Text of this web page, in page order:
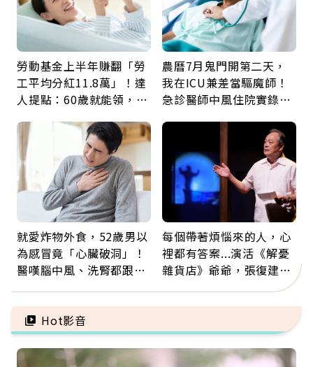
勞動基金上半年賺翻「勞
工平均分紅11.8萬」！達
人提點：60歲就能領，重
農曆7月鬼門開第二天，
我在ICU兼差當驅魔師！
急診醫師中風住院實錄：
就愛炸物外食，52歲男以
為感冒竟「心臟破洞」！
醫嘆腦中風、洗腎都跟它
救
每個帶著煩惱來的人，心
裡都有答案...演活《解憂
雜貨店》爺爺，張復建：
放下執著不是認輸，而是
善待自己
Hot影音